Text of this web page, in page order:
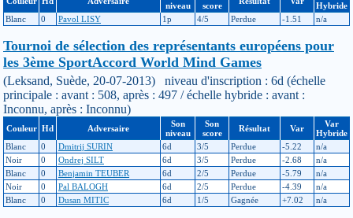
niveau
score
Hybride
Blanc
0 Pavol LISY 1p 4/5 Perdue -1.51 n/a
Tournoi de sélection des représentants européens pour
les 3ème SportAccord World Mind Games
(Leksand, Suède, 20-07-2013) niveau d'inscription : 6d (échelle
principale : avant : 508, après : 497 / échelle hybride : avant :
Inconnu, après : Inconnu)
Couleur Hd Adversaire
Son
niveau
Son
score
Résultat Var
Var
Hybride
Blanc
0 Dmitrij SURIN 6d 3/5 Perdue -5.22
n/a
Noir
0 Ondrej SILT 6d 3/5 Perdue -2.68
n/a
Blanc
0 Benjamin TEUBER 6d 2/5 Perdue -5.79
n/a
Noir
0 Pal BALOGH 6d 2/5 Perdue -4.39
n/a
Blanc
0 Dusan MITIC 6d 1/5 Gagnée +7.02 n/a